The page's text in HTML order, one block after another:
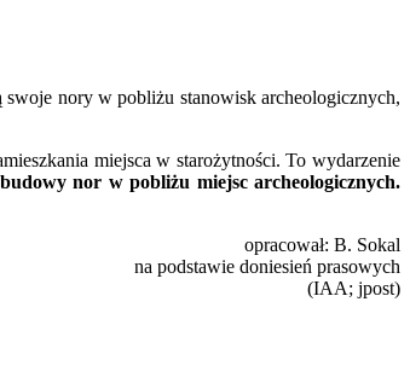
swoje nory w pobliżu stanowisk archeologicznych,
miejsca w starożytności. To wydarzenie
nor w pobliżu miejsc archeologicznych.
opracował: B. Sokal
na podstawie doniesień prasowych
(IAA; jpost)